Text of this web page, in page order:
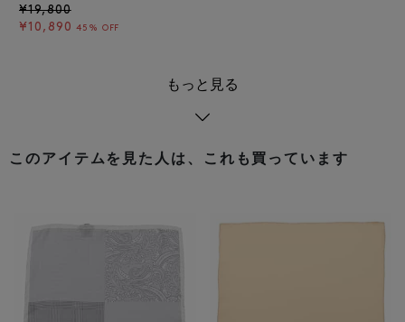
¥19,800
¥10,890 45% OFF
もっと見る
このアイテムを見た人は、これも買っています